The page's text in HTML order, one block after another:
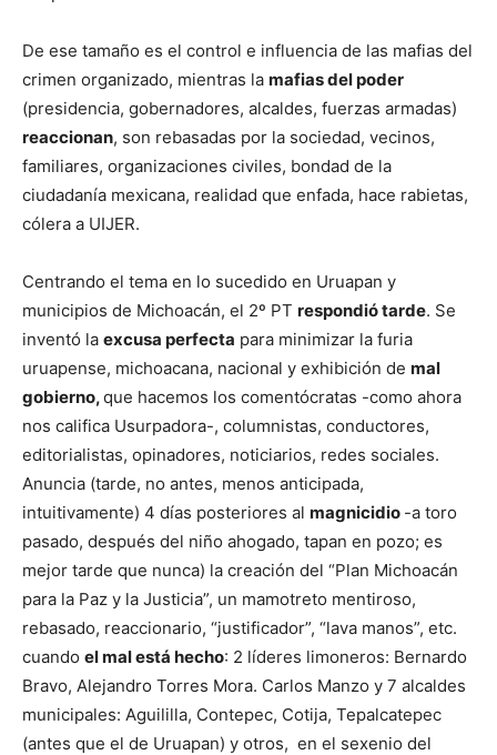
De ese tamaño es el control e influencia de las mafias del
crimen organizado, mientras la mafias del poder
(presidencia, gobernadores, alcaldes, fuerzas armadas)
reaccionan, son rebasadas por la sociedad, vecinos,
familiares, organizaciones civiles, bondad de la
ciudadanía mexicana, realidad que enfada, hace rabietas,
cólera a UIJER.
Centrando el tema en lo sucedido en Uruapan y
municipios de Michoacán, el 2º PT respondió tarde. Se
inventó la excusa perfecta para minimizar la furia
uruapense, michoacana, nacional y exhibición de mal
gobierno,que hacemos los comentócratas -como ahora
nos califica Usurpadora-, columnistas, conductores,
editorialistas, opinadores, noticiarios, redes sociales.
Anuncia (tarde, no antes, menos anticipada,
intuitivamente) 4 días posteriores al magnicidio -a toro
pasado, después del niño ahogado, tapan en pozo; es
mejor tarde que nunca) la creación del “Plan Michoacán
para la Paz y la Justicia”, un mamotreto mentiroso,
rebasado, reaccionario, “justificador”, “lava manos”, etc.
cuando el mal está hecho: 2 líderes limoneros: Bernardo
Bravo, Alejandro Torres Mora. Carlos Manzo y 7 alcaldes
municipales: Aguililla, Contepec, Cotija, Tepalcatepec
(antes que el de Uruapan) y otros, en el sexenio del